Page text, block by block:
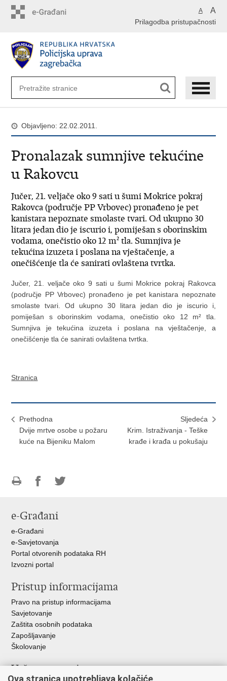
A A
Prilagodba pristupačnosti
Objavljeno: 22.02.2011.
Pronalazak sumnjive tekućine
u Rakovcu
Jučer, 21. veljače oko 9 sati u šumi Mokrice pokraj
Rakovca (područje PP Vrbovec) pronađeno je pet
kanistara nepoznate smolaste tvari. Od ukupno 30
litara jedan dio je iscurio i, pomiješan s oborinskim
vodama, onečistio oko 12 m² tla. Sumnjiva je
tekućina izuzeta i poslana na vještačenje, a
onečišćenje tla će sanirati ovlaštena tvrtka.
Jučer, 21. veljače oko 9 sati u šumi Mokrice pokraj Rakovca
(područje PP Vrbovec) pronađeno je pet kanistara nepoznate
smolaste tvari. Od ukupno 30 litara jedan dio je iscurio i,
pomiješan s oborinskim vodama, onečistio oko 12 m² tla.
Sumnjiva je tekućina izuzeta i poslana na vještačenje, a
onečišćenje tla će sanirati ovlaštena tvrtka.
Stranica
Prethodna
Dvije mrtve osobe u požaru
kuće na Bijeniku Malom
Sljedeća
Krim. Istraživanja - Teške
krađe i krađa u pokušaju
FacebookuTwitteru
e-Građani
e-Građani
e-Savjetovanja
Portal otvorenih podataka RH
Izvozni portal
Pristup informacijama
Pravo na pristup informacijama
Savjetovanje
Zaštita osobnih podataka
Zapošljavanje
Školovanje
Važne poveznice
Ova stranica upotrebljava kolačiće